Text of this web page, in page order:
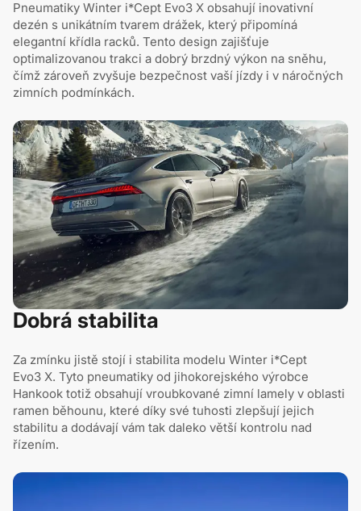
Pneumatiky Winter i*Cept Evo3 X obsahují inovativní
dezén s unikátním tvarem drážek, který připomíná
elegantní křídla racků. Tento design zajišťuje
optimalizovanou trakci a dobrý brzdný výkon na sněhu,
čímž zároveň zvyšuje bezpečnost vaší jízdy i v náročných
zimních podmínkách.
Dobrá stabilita
Za zmínku jistě stojí i stabilita modelu Winter i*Cept
Evo3 X. Tyto pneumatiky od jihokorejského výrobce
Hankook totiž obsahují vroubkované zimní lamely v oblasti
ramen běhounu, které díky své tuhosti zlepšují jejich
stabilitu a dodávají vám tak daleko větší kontrolu nad
řízením.